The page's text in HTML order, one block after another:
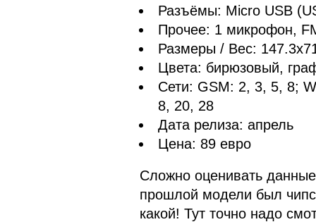
Разъёмы: Micro USB
Прочее: 1 микрофон,
Размеры / Вес:
Цвета: бирюзовый,
Сети: GSM: 2, 3, 5, 8;
8, 20, 28
Дата релиза: апрель
Цена: 89 евро
Сложно оценивать
прошлой модели был
какой! Тут точно надо